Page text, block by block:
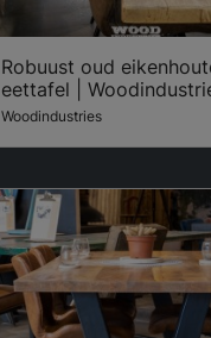
Robuust oud
eettafel |
Woodindustries